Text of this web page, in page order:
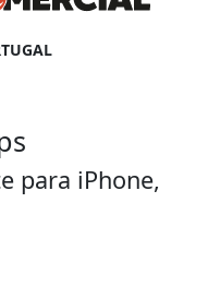
para iPhone,